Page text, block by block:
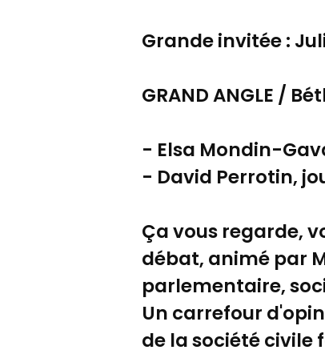
Grande invitée :
GRAND ANGLE /
- Elsa Mondin-
- David Perrotin,
Ça vous regarde,
débat, animé par
parlementaire,
Un carrefour
de la société civile